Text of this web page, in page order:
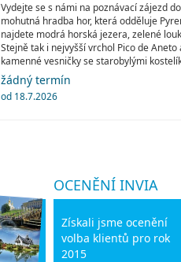
Vydejte se s námi na poznávací zájezd
mohutná hradba hor, která odděluje
najdete modrá horská jezera, zelené
Stejně tak i nejvyšší vrchol Pico de
kamenné vesničky se starobylými
žádný termín
od 18.7.2026
OCENĚNÍ INVIA
Získali jsme ocenění
volba klientů pro rok
2015